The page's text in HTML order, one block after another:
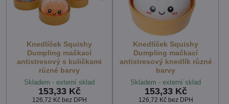
Knedlíček Squishy
Dumpling mačkací
antistresový s kuličkami
různé barvy
Skladem - externí sklad
153,33 Kč
126,72 Kč bez DPH
Knedlíček Squishy
Dumpling mačkací
antistresový knedlík různé
barvy
Skladem - externí sklad
153,33 Kč
126,72 Kč bez DPH